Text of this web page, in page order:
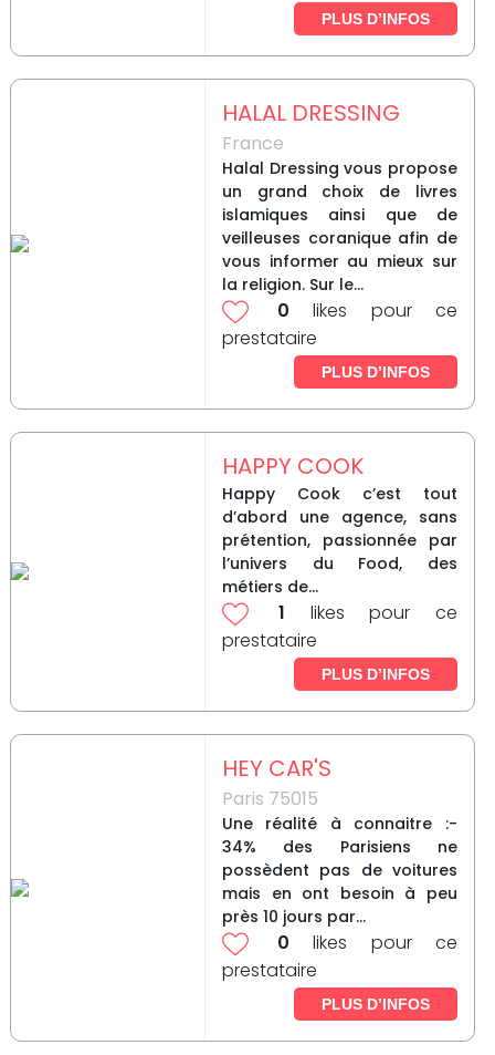
PLUS D’INFOS
HALAL DRESSING
France
Halal Dressing vous propose
un grand choix de livres
islamiques ainsi que de
veilleuses coranique afin de
vous informer au mieux sur
la religion. Sur le...
0 likes pour ce
prestataire
PLUS D’INFOS
HAPPY COOK
Happy Cook c’est tout
d’abord une agence, sans
prétention, passionnée par
l’univers du Food, des
métiers de...
1 likes pour ce
prestataire
PLUS D’INFOS
HEY CAR'S
Paris 75015
Une réalité à connaitre :-
34% des Parisiens ne
possèdent pas de voitures
mais en ont besoin à peu
près 10 jours par...
0 likes pour ce
prestataire
PLUS D’INFOS